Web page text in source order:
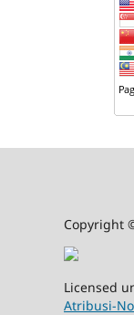
Copyright
Licensed
Atribusi-